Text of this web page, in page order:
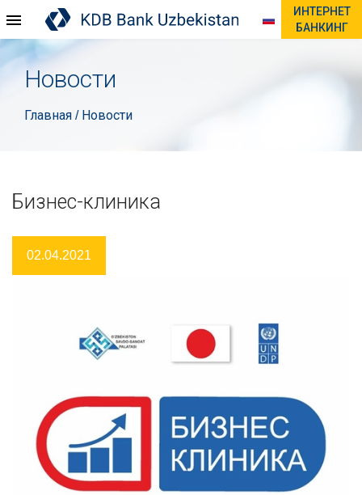
ИНТЕРНЕТ
БАНКИНГ
Новости
Главная / Новости
Бизнес-клиника
02.04.2021